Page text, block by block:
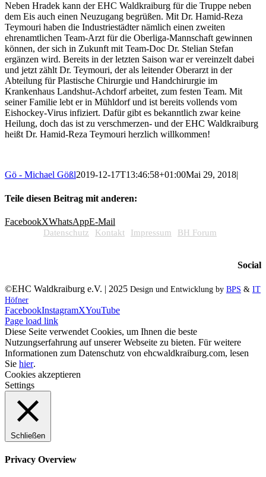
Neben Hradek kann der EHC Waldkraiburg für die Truppe neben
dem Eis auch einen Neuzugang begrüßen. Mit Dr. Hamid-Reza
Teymouri haben die Industriestädter nämlich einen zweiten
ehrenamtlichen Team-Arzt für die Oberliga-Mannschaft gewinnen
können, der sich in Zukunft mit Team-Doc Dr. Stelian Stefan
ergänzen wird. Bereits in der letzten Saison war er vereinzelt dabei
und jetzt zählt Dr. Teymouri, der als leitender Oberarzt in der
Abteilung für Plastische Chirurgie und Handchirurgie im
Krankenhaus Landshut-Achdorf arbeitet, zum festen Team. Mit
seiner Familie lebt er in Mühldorf und ist bereits vollends vom
Eishockey-Virus infiziert. Dafür gibt es bekanntlich zwar keine
Heilung, doch das ist zu verschmerzen- und der EHC Waldkraiburg
heißt Dr. Hamid-Reza Teymouri herzlich willkommen!
Gö - Michael Gößl2019-12-17T13:46:58+01:00Mai 29, 2018|
Teile diesen Beitrag mit anderen:
FacebookXWhatsAppE-Mail
Social
Datenschutz Kontakt Impressum BH Forum
©EHC Waldkraiburg e.V. | 2025 Design und Entwicklung by BPS & IT
Höfner
FacebookInstagramXYouTube
Page load link
Diese Seite verwendet Cookies, um Ihnen die beste
Nutzungserfahrung auf unserer Webseite zu bieten. Für weitere
Informationen zum Datenschutz von ehcwaldkraiburg.com, lesen
Sie hier.
Cookies akzeptieren
Settings
Schließen
Privacy Overview